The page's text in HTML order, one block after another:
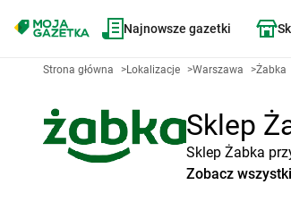
Najnowsze gazetki
Strona główna >Lokalizacje >Warszawa >Żabka
Sklep
Sklep Żabka
Zobacz